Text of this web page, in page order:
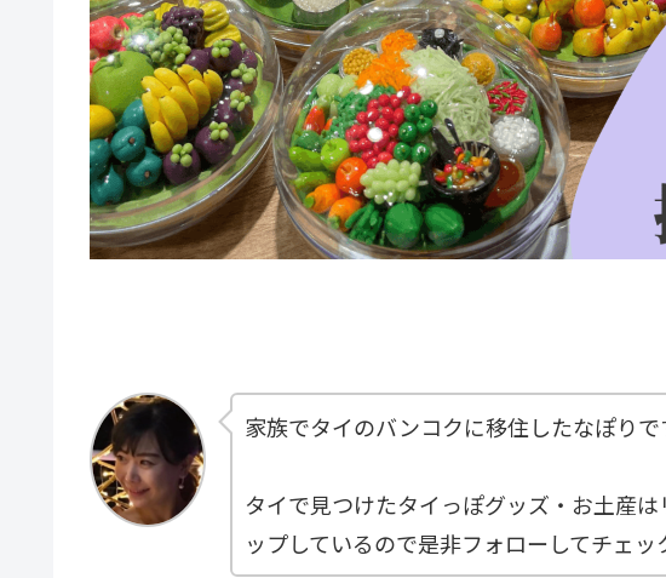
家族でタイのバンコクに移住したなぽり
タイで見つけたタイっぽグッズ・お土産
ップしているので是非フォローしてチェ